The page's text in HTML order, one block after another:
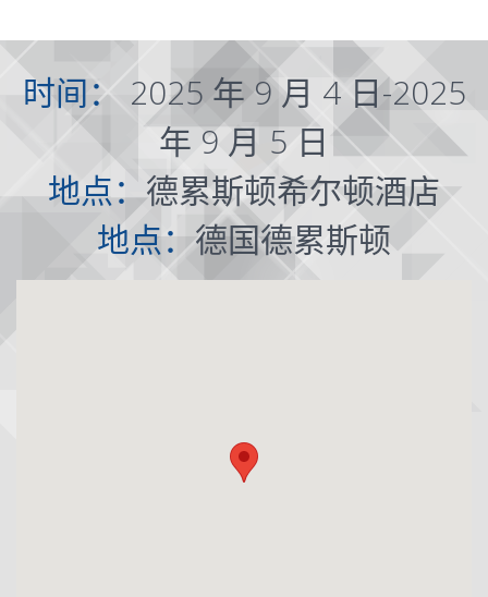
时间： 2025 年 9 月 4 日-2025
年 9 月 5 日
地点：德累斯顿希尔顿酒店
地点：德国德累斯顿